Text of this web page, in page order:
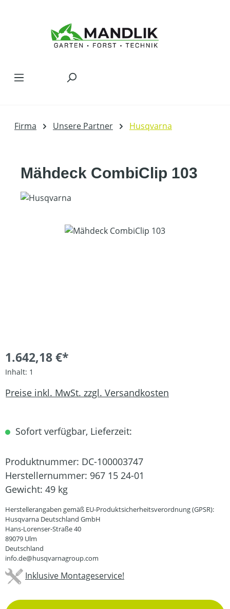
Firma Unsere Partner Husqvarna
Mähdeck CombiClip 103
Bildergalerie überspringen
1.642,18 €*
Inhalt: 1
Preise inkl. MwSt. zzgl. Versandkosten
Sofort verfügbar, Lieferzeit:
Produktnummer: DC-100003747
Herstellernummer: 967 15 24-01
Gewicht: 49 kg
Herstellerangaben gemäß EU-Produktsicherheitsverordnung (GPSR):
Husqvarna Deutschland GmbH
Hans-Lorenser-Straße 40
89079 Ulm
Deutschland
info.de@husqvarnagroup.com
Inklusive Montageservice!